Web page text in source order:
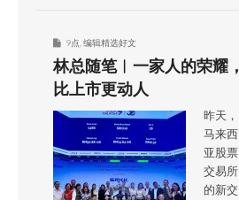
9点 编辑精选好文
林总随笔︱一家人的荣耀，
比上市更动人
昨天，
马来西
亚股票
交易所
的新交